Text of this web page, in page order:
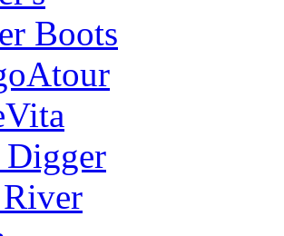
Boots